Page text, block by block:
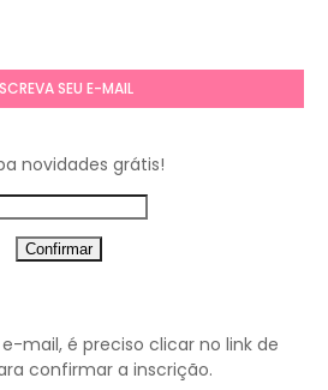
SEU E-MAIL
novidades grátis!
mail, é preciso clicar no link de
confirmar a inscrição.